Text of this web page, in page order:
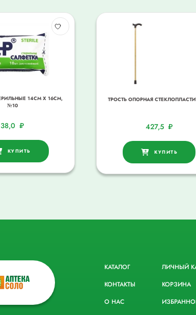
14СМ Х 16СМ,
№10
38,0₽
КУПИТЬ
ТРОСТЬ ОПОРНАЯ
427,5 ₽
КУПИТЬ
КАТАЛОГ
КОНТАКТЫ
О НАС
ЛИЧНЫЙ
КОРЗИНА